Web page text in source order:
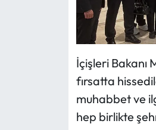
İçişleri
fırsatta
muhabbet ve
hep birlikte